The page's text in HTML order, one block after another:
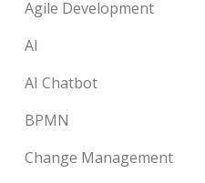
Agile Development
AI
AI Chatbot
BPMN
Change Management